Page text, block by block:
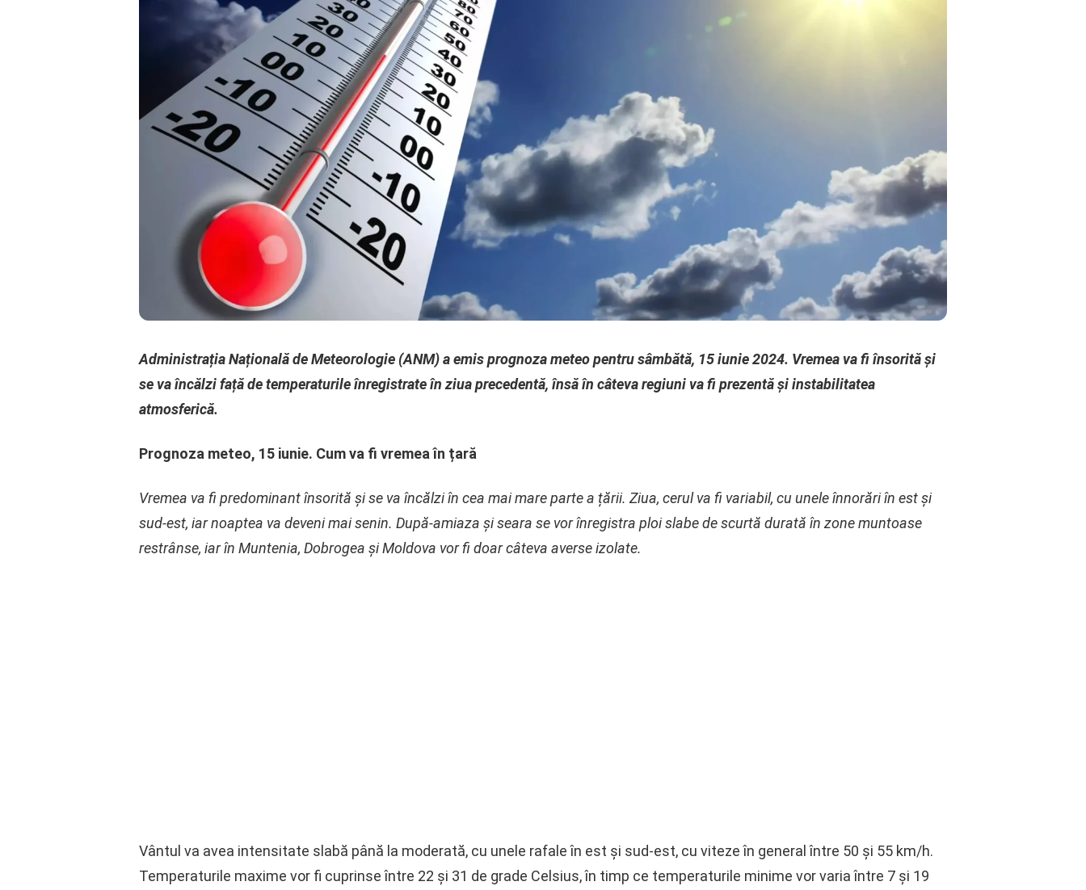
Administrația Națională de Meteorologie (ANM) a emis prognoza meteo pentru sâmbătă, 15 iunie 2024. Vremea va fi însorită și
se va încălzi față de temperaturile înregistrate în ziua precedentă, însă în câteva regiuni va fi prezentă și instabilitatea
atmosferică.
Prognoza meteo, 15 iunie. Cum va fi vremea în țară
Vremea va fi predominant însorită și se va încălzi în cea mai mare parte a țării. Ziua, cerul va fi variabil, cu unele înnorări în est și
sud-est, iar noaptea va deveni mai senin. După-amiaza și seara se vor înregistra ploi slabe de scurtă durată în zone muntoase
restrânse, iar în Muntenia, Dobrogea și Moldova vor fi doar câteva averse izolate.
Vântul va avea intensitate slabă până la moderată, cu unele rafale în est și sud-est, cu viteze în general între 50 și 55 km/h.
Temperaturile maxime vor fi cuprinse între 22 și 31 de grade Celsius, în timp ce temperaturile minime vor varia între 7 și 19